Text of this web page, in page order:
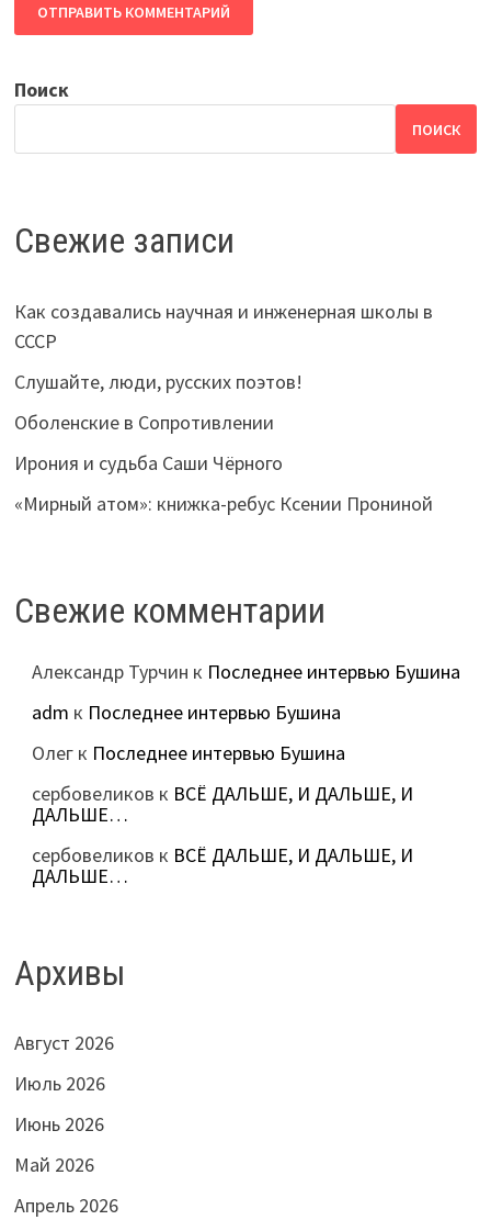
Поиск
ПОИСК
Свежие записи
Как создавались научная и инженерная школы в
СССР
Слушайте, люди, русских поэтов!
Оболенские в Сопротивлении
Ирония и судьба Саши Чёрного
«Мирный атом»: книжка-ребус Ксении Прониной
Свежие комментарии
Александр Турчин к Последнее интервью Бушина
adm к Последнее интервью Бушина
Олегк Последнее интервью Бушина
сербовеликов к ВСЁ ДАЛЬШЕ, И ДАЛЬШЕ, И
ДАЛЬШЕ…
сербовеликов к ВСЁ ДАЛЬШЕ, И ДАЛЬШЕ, И
ДАЛЬШЕ…
Архивы
Август 2026
Июль 2026
Июнь 2026
Май 2026
Апрель 2026